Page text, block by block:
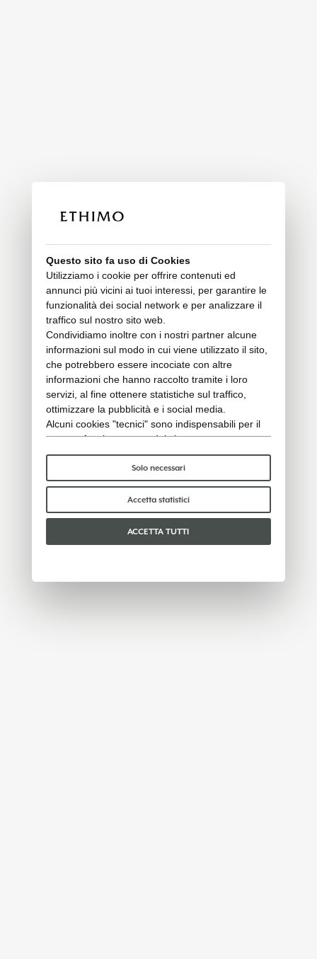
Questo sito fa uso di Cookies
Utilizziamo i cookie per offrire contenuti ed
annunci più vicini ai tuoi interessi, per garantire le
funzionalità dei social network e per analizzare il
traffico sul nostro sito web.
Condividiamo inoltre con i nostri partner alcune
informazioni sul modo in cui viene utilizzato il sito,
che potrebbero essere incociate con altre
informazioni che hanno raccolto tramite i loro
servizi, al fine ottenere statistiche sul traffico,
ottimizzare la pubblicità e i social media.
Alcuni cookies "tecnici" sono indispensabili per il
corretto funzionamento del sito e non trattano o
condividono con terzi alcun dato personale. Per
saperne di più puoi consultare la nostra
policy.
Per favore, scegli quali cookie accettare:
Solo necessari
Accetta statistici
ACCETTA TUTTI